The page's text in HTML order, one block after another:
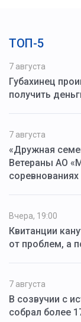
ТОП-5
7 августа
Губахинец
получить
7 августа
«Дружная
Ветераны АО
соревнованиях
Вчера, 19:00
Квитанции
от проблем, а
7 августа
В созвучии с
собрал более